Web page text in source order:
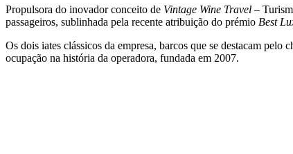
Propulsora do inovador conceito de Vintage Wine Travel –
passageiros, sublinhada pela recente atribuição do prémio Best
Os dois iates clássicos da empresa, barcos que se destacam
ocupação na história da operadora, fundada em 2007.